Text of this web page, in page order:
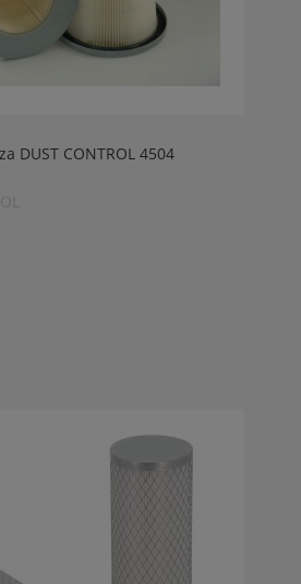
DUST CONTROL 4504